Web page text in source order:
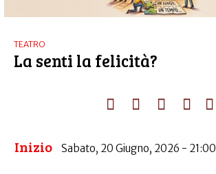
TEATRO
La senti la felicità?
Inizio Sabato, 20 Giugno, 2026 - 21:00